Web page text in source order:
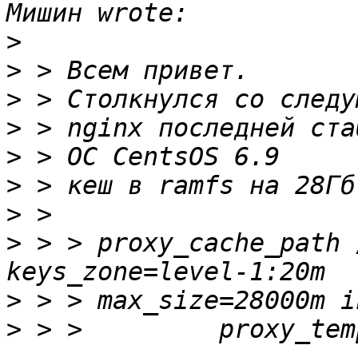
>
>
>
>
>
>
>
> > >
>
> > >